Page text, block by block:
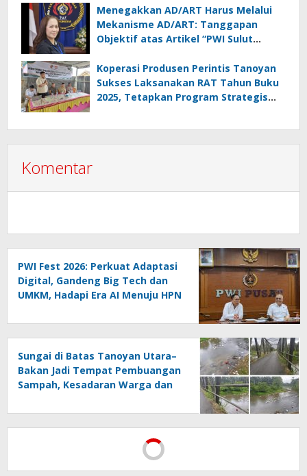
Menegakkan AD/ART Harus Melalui
Mekanisme AD/ART: Tanggapan
Objektif atas Artikel “PWI Sulut
Melanggar Aturan”
Koperasi Produsen Perintis Tanoyan
Sukses Laksanakan RAT Tahun Buku
2025, Tetapkan Program Strategis
Komentar
PWI Fest 2026: Perkuat Adaptasi
Digital, Gandeng Big Tech dan
UMKM, Hadapi Era AI Menuju HPN
Sungai di Batas Tanoyan Utara–
Bakan Jadi Tempat Pembuangan
Sampah, Kesadaran Warga dan
Dipertanyakan
PWI Pusat Resmi Melaporkan
Hotman Paris ke Polda Metro